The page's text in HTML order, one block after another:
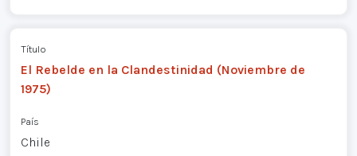
Título
El Rebelde en la Clandestinidad (Noviembre de
1975)
País
Chile